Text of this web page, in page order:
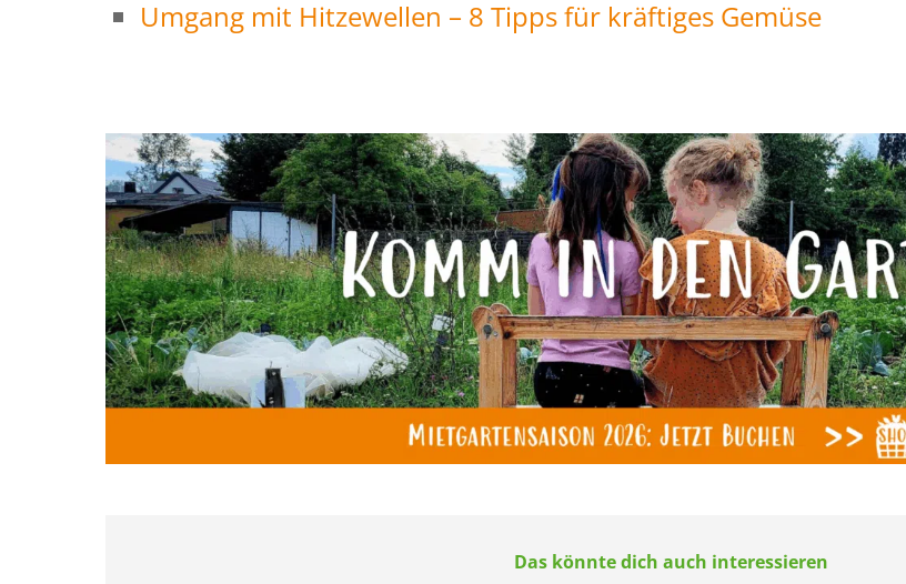
Umgang mit Hitzewellen – 8 Tipps für kräftiges Gemüse
Das könnte dich auch interessieren